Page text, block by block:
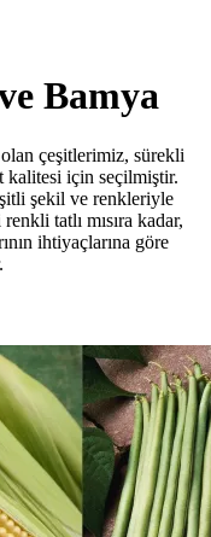
Bamya
çeşitlerimiz, sürekli
kalitesi için seçilmiştir.
şekil ve renkleriyle
tatlı mısıra kadar,
ihtiyaçlarına göre